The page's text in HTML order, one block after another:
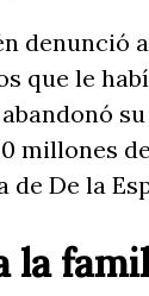
denunció
que le
millones
De la
la